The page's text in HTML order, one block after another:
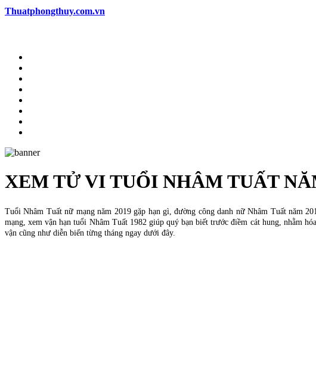
Thuatphongthuy.com.vn
XEM TỬ VI TUỔI NHÂM TUẤT
Tuổi Nhâm Tuất nữ mạng năm 2019 gặp hạn gì, đường công danh nữ Nhâm Tuất năm
mạng, xem vận hạn tuổi Nhâm Tuất 1982 giúp quý bạn biết trước điềm cát hung, nhằm
vận cũng như diễn biến từng tháng ngay dưới đây.